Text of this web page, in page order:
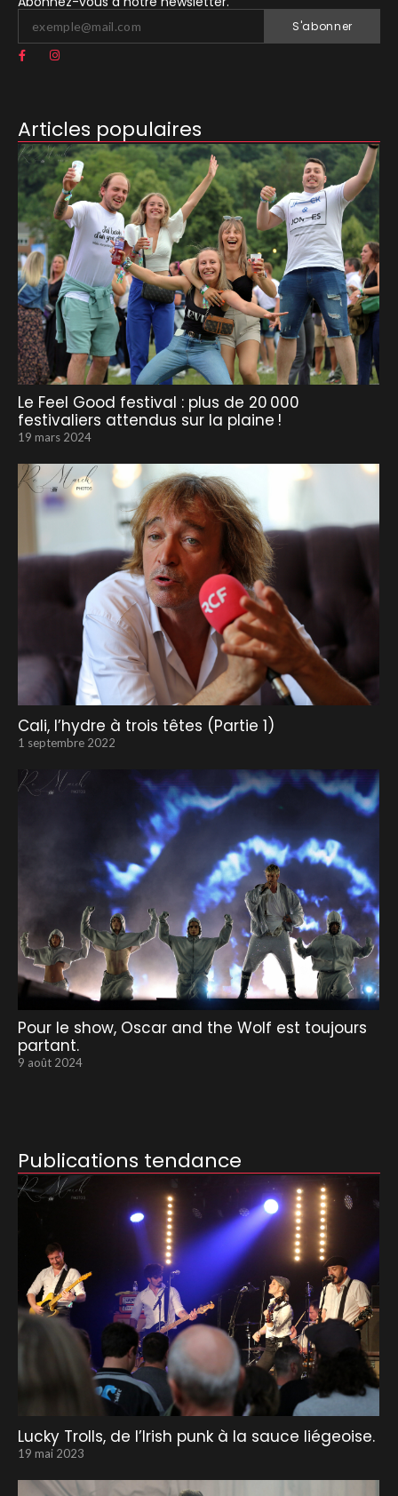
S'abonner
Articles populaires
Le Feel Good festival : plus de 20 000
festivaliers attendus sur la plaine !
19 mars 2024
Cali, l’hydre à trois têtes (Partie 1)
1 septembre 2022
Pour le show, Oscar and the Wolf est toujours
partant.
9 août 2024
Publications tendance
Lucky Trolls, de l’Irish punk à la sauce liégeoise.
19 mai 2023